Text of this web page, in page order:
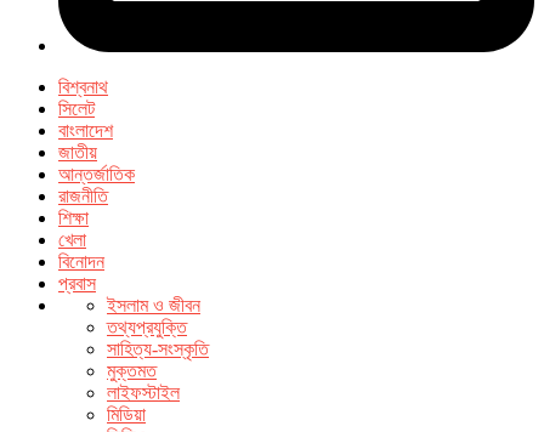
বিশ্বনাথ
সিলেট
বাংলাদেশ
জাতীয়
আন্তর্জাতিক
রাজনীতি
শিক্ষা
খেলা
বিনোদন
প্রবাস
ইসলাম ও জীবন
তথ্যপ্রযুক্তি
সাহিত্য-সংস্কৃতি
মুক্তমত
লাইফস্টাইল
মিডিয়া